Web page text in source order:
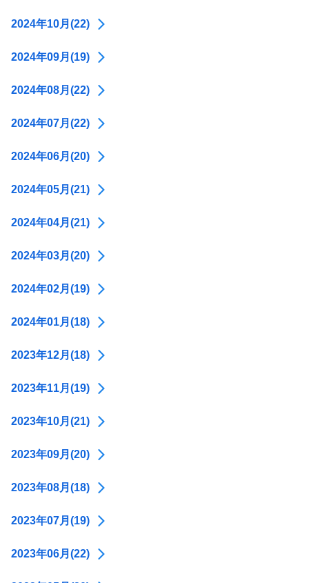
2024年10月(22)
2024年09月(19)
2024年08月(22)
2024年07月(22)
2024年06月(20)
2024年05月(21)
2024年04月(21)
2024年03月(20)
2024年02月(19)
2024年01月(18)
2023年12月(18)
2023年11月(19)
2023年10月(21)
2023年09月(20)
2023年08月(18)
2023年07月(19)
2023年06月(22)